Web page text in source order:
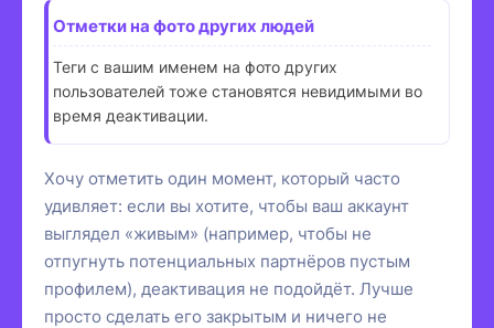
Отметки на фото других людей
Теги с вашим именем на фото других
пользователей тоже становятся невидимыми во
время деактивации.
Хочу отметить один момент, который часто
удивляет: если вы хотите, чтобы ваш аккаунт
выглядел «живым» (например, чтобы не
отпугнуть потенциальных партнёров пустым
профилем), деактивация не подойдёт. Лучше
просто сделать его закрытым и ничего не